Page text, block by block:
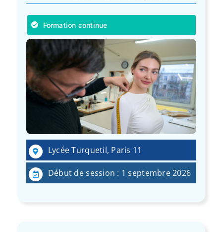
Formation continue
Lycée Turquetil, Paris 11
Début de session : 1 septembre 2026